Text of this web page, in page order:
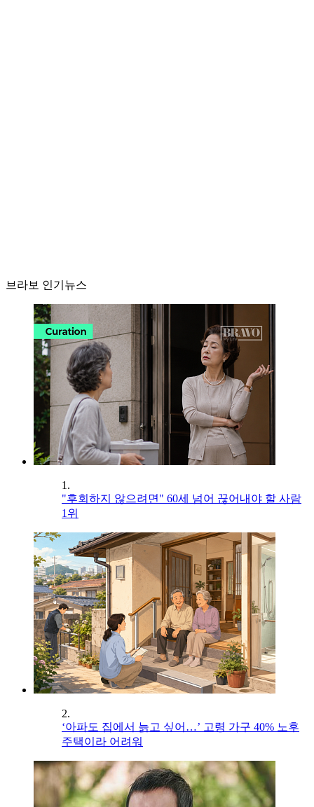
브라보 인기뉴스
1.
"후회하지 않으려면" 60세 넘어 끊어내야 할 사람
1위
2.
‘아파도 집에서 늙고 싶어…’ 고령 가구 40% 노후
주택이라 어려워